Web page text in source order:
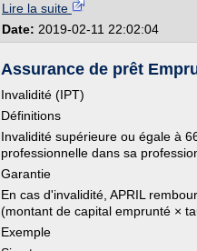
Lire la suite
Date: 2019-02-11 22:02:04
Assurance de prêt
Invalidité (IPT)
Définitions
Invalidité supérieure ou égale à
professionnelle dans sa
Garantie
En cas d'invalidité, APRIL
(montant de capital emprunté ×
Exemple